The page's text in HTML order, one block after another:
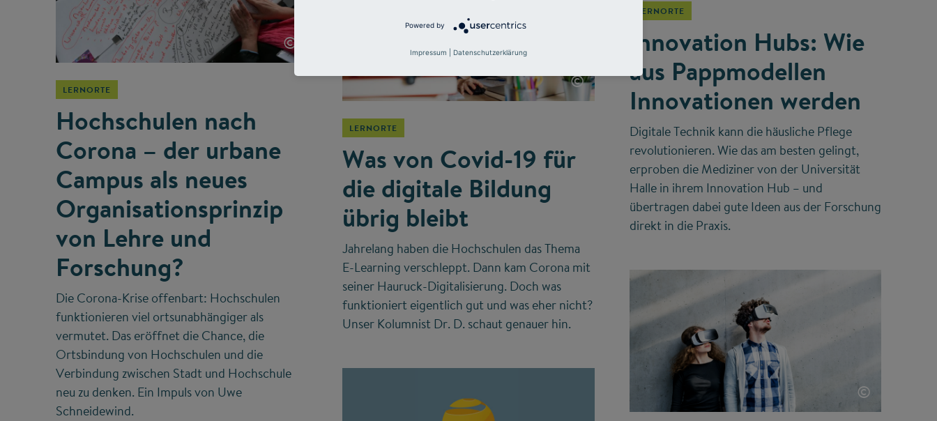
©
LERNORTE
Hochschulen nach
Corona – der urbane
Campus als neues
Organisationsprinzip
von Lehre und
Forschung?
Die Corona-Krise offenbart: Hochschulen
funktionieren viel ortsunabhängiger als
vermutet. Das eröffnet die Chance, die
Ortsbindung von Hochschulen und die
Verbindung zwischen Stadt und Hochschule
neu zu denken. Ein Impuls von Uwe
Schneidewind.
©
LERNORTE
Was von Covid-19 für
die digitale Bildung
übrig bleibt
Jahrelang haben die Hochschulen das Thema
E-Learning verschleppt. Dann kam Corona mit
seiner Hauruck-Digitalisierung. Doch was
funktioniert eigentlich gut und was eher nicht?
Unser Kolumnist Dr. D. schaut genauer hin.
LERNORTE
Innovation Hubs: Wie
aus Pappmodellen
Innovationen werden
Digitale Technik kann die häusliche Pflege
revolutionieren. Wie das am besten gelingt,
erproben die Mediziner von der Universität
Halle in ihrem Innovation Hub – und
übertragen dabei gute Ideen aus der Forschung
direkt in die Praxis.
©
Powered by
Impressum Datenschutzerklärung